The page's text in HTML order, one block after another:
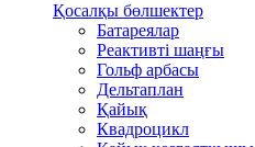
Қосалқы бөлшектер
Батареялар
Реактивті шаңғы
Гольф арбасы
Дельтаплан
Қайық
Квадроцикл